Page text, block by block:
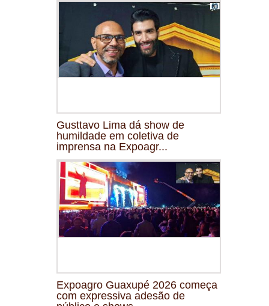
Gusttavo Lima dá show de
humildade em coletiva de
imprensa na Expoagr...
Expoagro Guaxupé 2026 começa
com expressiva adesão de